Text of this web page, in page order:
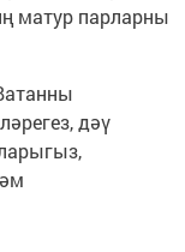
матур парларны
дәү